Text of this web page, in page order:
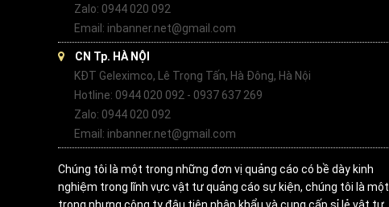
Zalo: 0944 020 092
Email: inbanner.net@gmail.com
CN Tp. HÀ NỘI
KĐT Geleximco, Lê Trọng Tấn, Hà Đông, Hà Nội
Hotline: 0944 020 092 - 0937 637 269
Zalo: 0944 020 092
Email: inbanner.net@gmail.com
Chúng tôi là một trong những đơn vị quảng cáo có bề dày kinh
nghiệm trong lĩnh vực vật tư quảng cáo sự kiện, chúng tôi là một